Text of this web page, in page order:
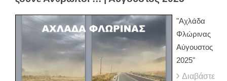
"Αχλάδα
Φλώρινας
Αύγουστος
2025"
Διαβάστε